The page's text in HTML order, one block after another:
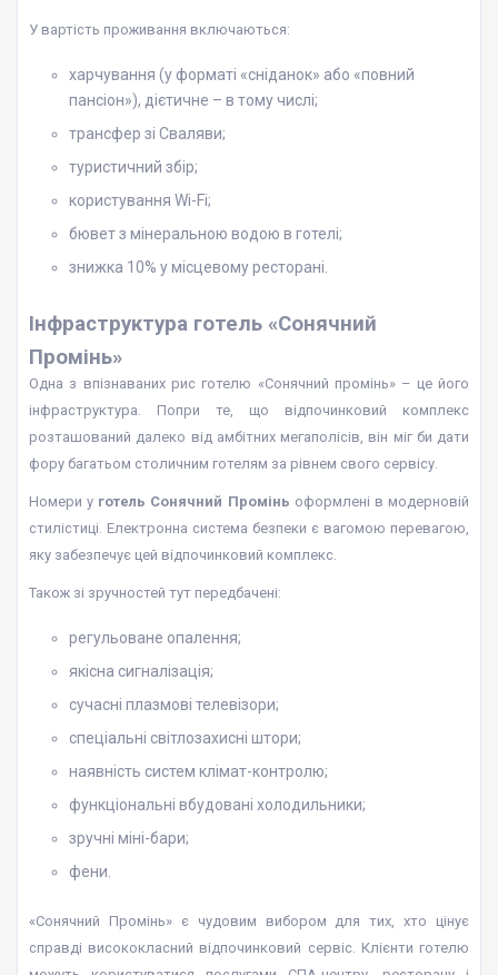
У вартість проживання включаються:
харчування (у форматі «сніданок» або «повний
пансіон»), дієтичне – в тому числі;
трансфер зі Сваляви;
туристичний збір;
користування Wi-Fi;
бювет з мінеральною водою в готелі;
знижка 10% у місцевому ресторані.
Інфраструктура готель «Сонячний
Промінь»
Одна з впізнаваних рис готелю «Сонячний промінь» – це його
інфраструктура. Попри те, що відпочинковий комплекс
розташований далеко від амбітних мегаполісів, він міг би дати
фору багатьом столичним готелям за рівнем свого сервісу.
Номери у готель Сонячний Промінь оформлені в модерновій
стилістиці. Електронна система безпеки є вагомою перевагою,
яку забезпечує цей відпочинковий комплекс.
Також зі зручностей тут передбачені:
регульоване опалення;
якісна сигналізація;
сучасні плазмові телевізори;
спеціальні світлозахисні штори;
наявність систем клімат-контролю;
функціональні вбудовані холодильники;
зручні міні-бари;
фени.
«Сонячний Промінь» є чудовим вибором для тих, хто цінує
справді висококласний відпочинковий сервіс. Клієнти готелю